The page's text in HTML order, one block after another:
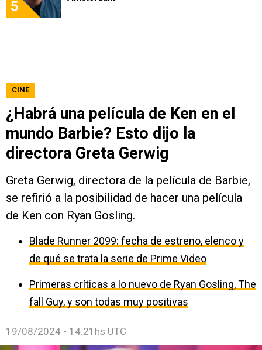
5
CINE
¿Habrá una película de Ken en el
mundo Barbie? Esto dijo la
directora Greta Gerwig
Greta Gerwig, directora de la película de Barbie,
se refirió a la posibilidad de hacer una película
de Ken con Ryan Gosling.
Blade Runner 2099: fecha de estreno, elenco y
de qué se trata la serie de Prime Video
Primeras críticas a lo nuevo de Ryan Gosling, The
fall Guy, y son todas muy positivas
19/08/2024 - 14:21hs UTC